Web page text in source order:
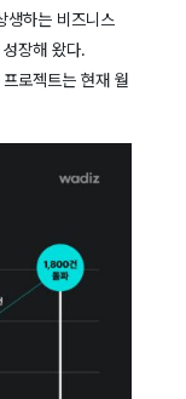
생하는 비즈니스
장해 왔다.
로젝트는 현재 월